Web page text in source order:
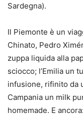
Sardegna).
Il Piemonte è un
Chinato, Pedro
zuppa liquida alla
sciocco; l’Emilia un
infusione, rifinito da
Campania un milk
homemade. E